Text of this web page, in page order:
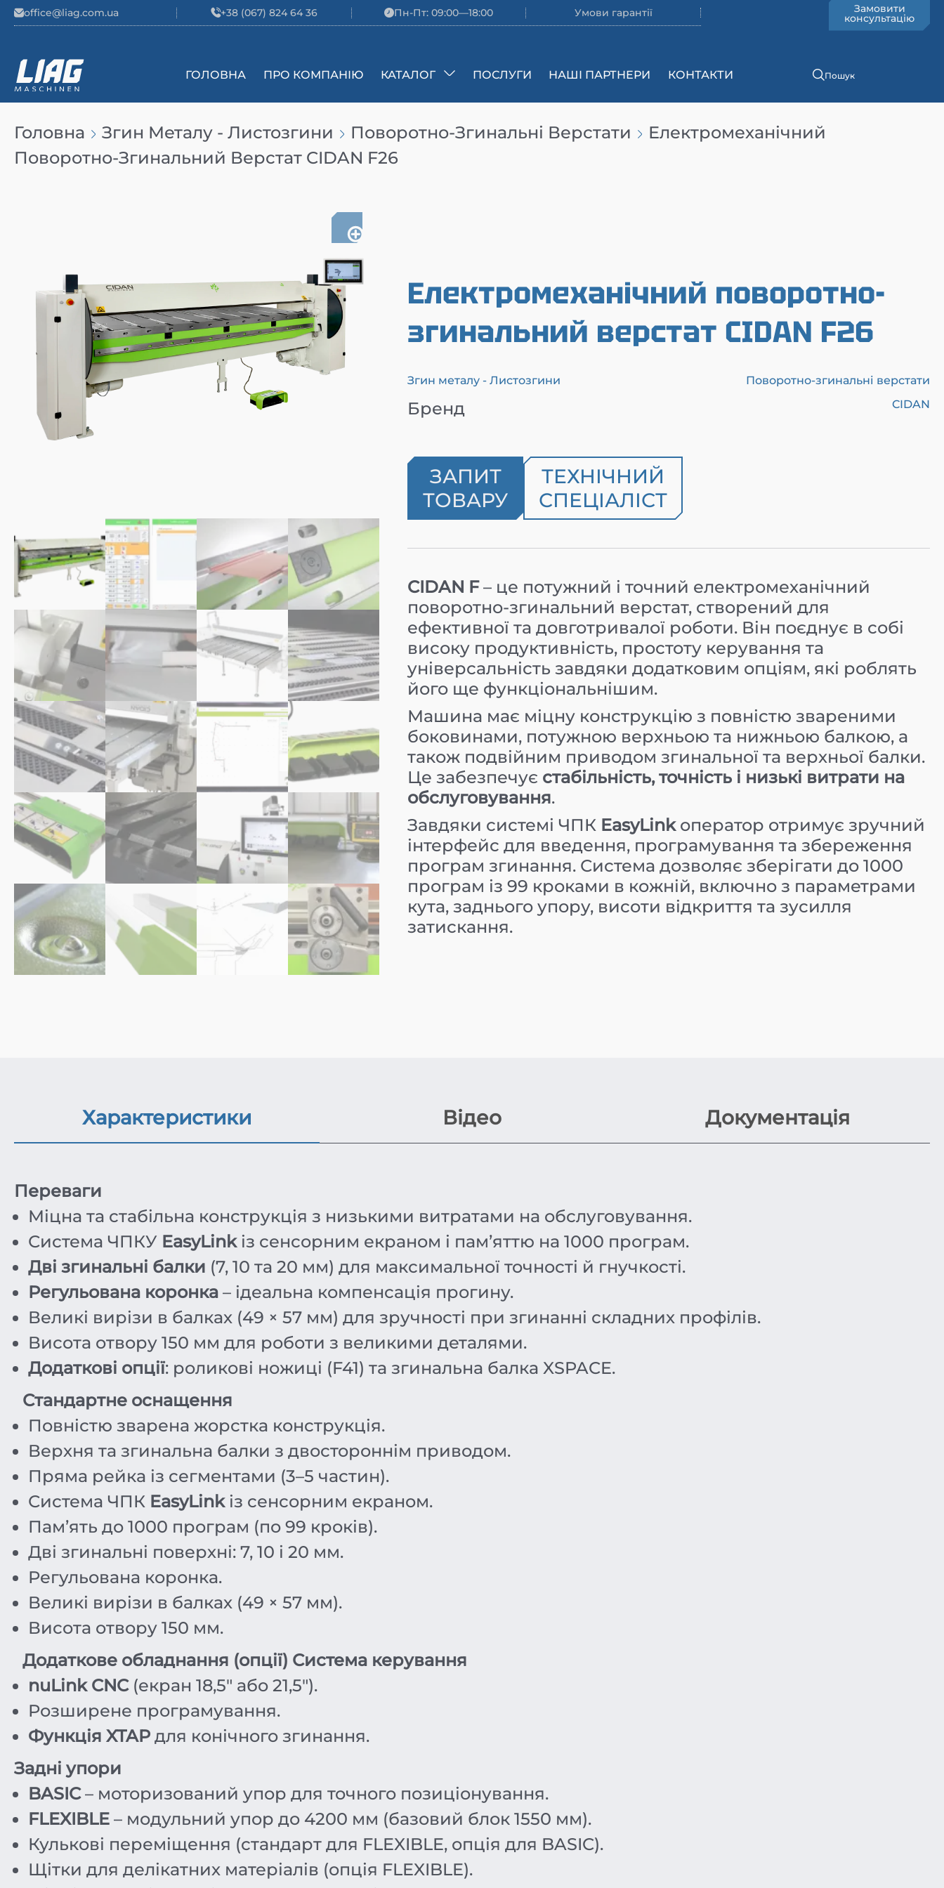
Skip to content
office@liag.com.ua +38 (067) 824 64 36 Пн-Пт: 09:00—18:00 Умови гарантії Замовити
консультацію
Main Navigation
ГОЛОВНА ПРО КОМПАНІЮ КАТАЛОГ ПОСЛУГИ НАШІ ПАРТНЕРИ КОНТАКТИ Пошук
Головна Згин Металу - Листозгини Поворотно-Згинальні Верстати
Електромеханічний
Поворотно-Згинальний Верстат CIDAN F26
Електромеханічний поворотно-
згинальний верстат CIDAN F26
Згин металу - Листозгини Поворотно-згинальні верстати
Бренд CIDAN
ЗАПИТ
ТОВАРУ
ТЕХНІЧНИЙ
СПЕЦІАЛІСТ
CIDAN F– це потужний і точний електромеханічний
поворотно-згинальний верстат, створений для
ефективної та довготривалої роботи. Він поєднує в собі
високу продуктивність, простоту керування та
універсальність завдяки додатковим опціям, які роблять
його ще функціональнішим.
Машина має міцну конструкцію з повністю звареними
боковинами, потужною верхньою та нижньою балкою, а
також подвійним приводом згинальної та верхньої балки.
Це забезпечує стабільність, точність і низькі витрати на
обслуговування.
Завдяки системі ЧПК EasyLinkоператор отримує зручний
інтерфейс для введення, програмування та збереження
програм згинання. Система дозволяє зберігати до 1000
програм із 99 кроками в кожній, включно з параметрами
кута, заднього упору, висоти відкриття та зусилля
затискання.
Характеристики Відео Документація
Переваги
Міцна та стабільна конструкція з низькими витратами на обслуговування.
Система ЧПКУ EasyLinkіз сенсорним екраном і пам’яттю на 1000 програм.
Дві згинальні балки (7, 10 та 20 мм) для максимальної точності й гнучкості.
Регульована коронка – ідеальна компенсація прогину.
Великі вирізи в балках (49 × 57 мм) для зручності при згинанні складних профілів.
Висота отвору 150 мм для роботи з великими деталями.
Додаткові опції: роликові ножиці (F41) та згинальна балка XSPACE.
Стандартне оснащення
Повністю зварена жорстка конструкція.
Верхня та згинальна балки з двостороннім приводом.
Пряма рейка із сегментами (3–5 частин).
Система ЧПК EasyLinkіз сенсорним екраном.
Пам’ять до 1000 програм (по 99 кроків).
Дві згинальні поверхні: 7, 10 і 20 мм.
Регульована коронка.
Великі вирізи в балках (49 × 57 мм).
Висота отвору 150 мм.
Додаткове обладнання (опції) Система керування
nuLink CNC(екран 18,5" або 21,5").
Розширене програмування.
Функція XTAP для конічного згинання.
Задні упори
BASIC– моторизований упор для точного позиціонування.
FLEXIBLE – модульний упор до 4200 мм (базовий блок 1550 мм).
Кулькові переміщення (стандарт для FLEXIBLE, опція для BASIC).
Щітки для делікатних матеріалів (опція FLEXIBLE).